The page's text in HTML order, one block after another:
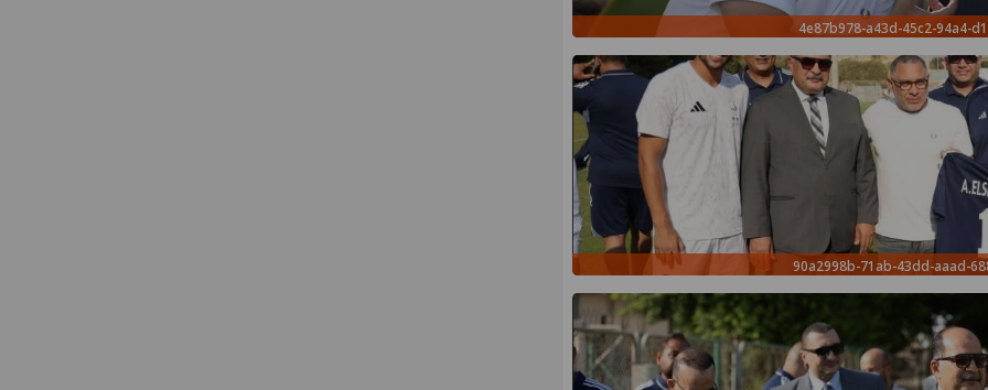
4e87b978-a43d-45c2-94a4-
90a2998b-71ab-43dd-aaad-